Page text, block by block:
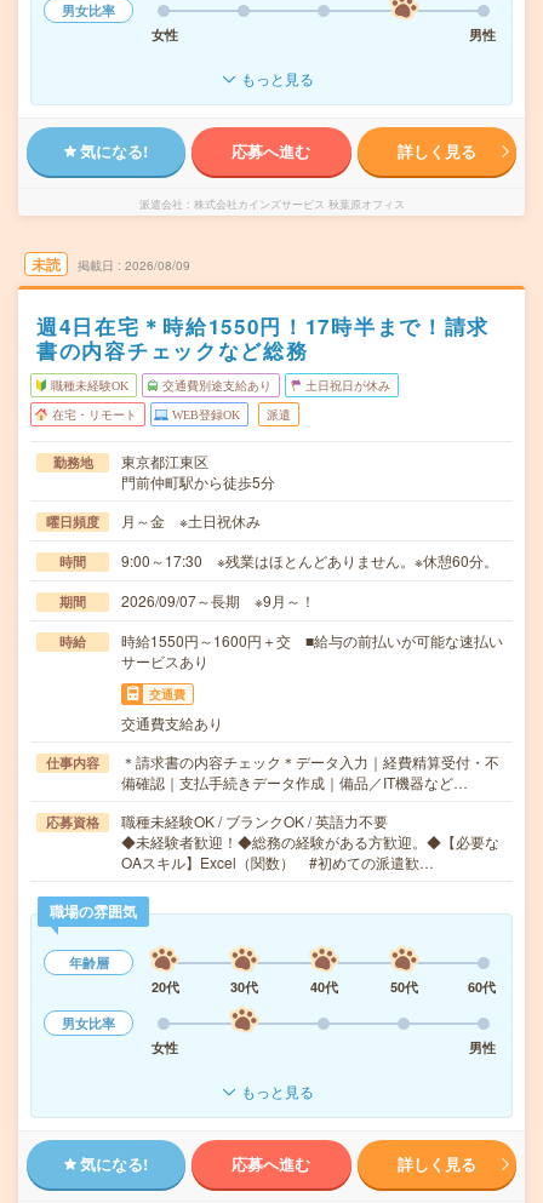
男女比率
女性
男性
もっと見る
気になる! 応募へ進む 詳しく見る
派遣会社 株式会社カインズサービス 秋葉原オフィス
未読 掲載日 2026/08/09
週4日在宅＊時給1550円！17時半まで！請求
書の内容チェックなど総務
職種未経験OK 交通費別途支給あり 土日祝日が休み
在宅・リモート WEB登録OK 派遣
勤務地
東京都江東区
門前仲町駅から徒歩5分
曜日頻度 月～金 ※土日祝休み
時間 9:00～17:30 ※残業はほとんどありません。※休憩60分。
期間 2026/09/07～長期 ※9月～！
時給
時給1550円～1600円＋交 ■給与の前払いが可能な速払い
サービスあり
交通費
交通費支給あり
仕事内容
＊請求書の内容チェック＊データ入力｜経費精算受付・不
備確認｜支払手続きデータ作成｜備品／IT機器など…
応募資格
職種未経験OK / ブランクOK / 英語力不要
◆未経験者歓迎！◆総務の経験がある方歓迎。◆【必要な
OAスキル】Excel（関数） #初めての派遣歓…
職場の雰囲気
年齢層
20代
30代 40代 50代
60代
男女比率
女性
男性
もっと見る
気になる! 応募へ進む 詳しく見る